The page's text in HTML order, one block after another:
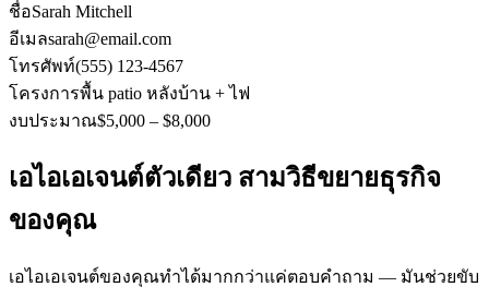
ชื่อSarah Mitchell
อีเมลsarah@email.com
โทรศัพท์(555) 123-4567
โครงการพื้น patio หลังบ้าน + ไฟ
งบประมาณ$5,000 – $8,000
เอไอเอเจนต์ตัวเดียว สามวิธีขยายธุรกิจ
ของคุณ
เอไอเอเจนต์ของคุณทำได้มากกว่าแค่ตอบคำถาม — มันช่วยขับ